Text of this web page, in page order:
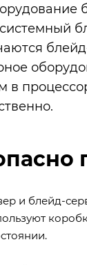
в
и блейд-